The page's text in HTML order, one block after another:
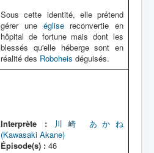
Sous cette identité, elle prétend
gérer une églisereconvertie en
hôpital de fortune mais dont les
blessés qu'elle héberge sont en
réalité des Roboheis déguisés.
Interprète :
川崎 あかね
(Kawasaki Akane)
Épisode(s) : 46